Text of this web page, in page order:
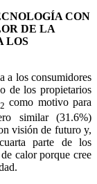
CON
DE LA
LOS
a los consumidores
de los propietarios
2 como motivo para
similar (31.6%)
visión de futuro y,
parte de los
calor porque cree